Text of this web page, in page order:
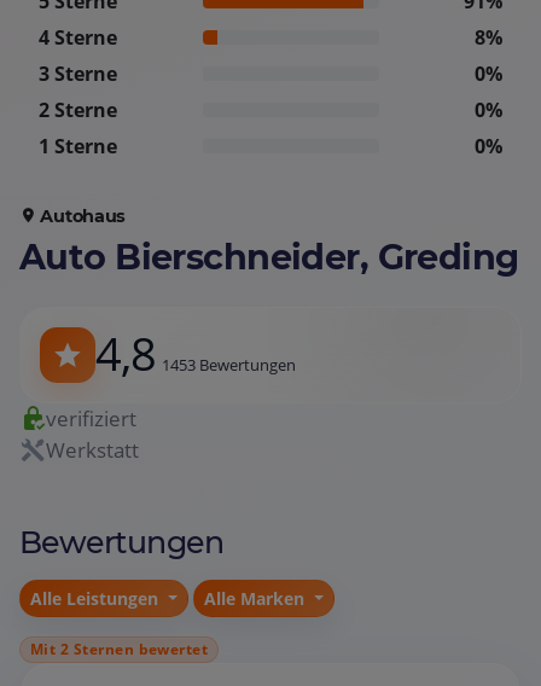
4 Sterne
8%
3 Sterne
0%
2 Sterne
0%
1 Sterne
0%
Autohaus
Auto Bierschneider, Greding
4,8 1453 Bewertungen
verifiziert
Werkstatt
Bewertungen
Alle Leistungen Alle Marken
Mit 2 Sternen bewertet